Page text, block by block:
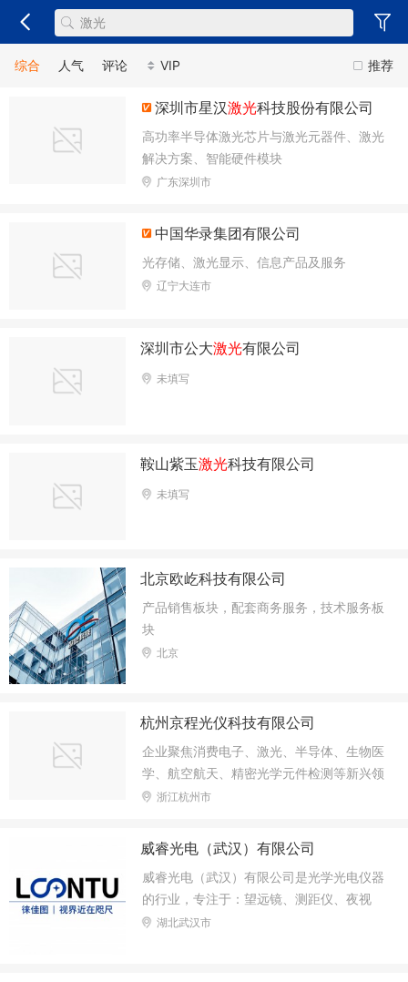
推荐
综合 人气 评论 VIP
深圳市星汉激光科技股份有限公司
高功率半导体激光芯片与激光元器件、激光
解决方案、智能硬件模块
广东深圳市
中国华录集团有限公司
光存储、激光显示、信息产品及服务
辽宁大连市
深圳市公大激光有限公司
未填写
鞍山紫玉激光科技有限公司
未填写
北京欧屹科技有限公司
产品销售板块，配套商务服务，技术服务板
块
北京
杭州京程光仪科技有限公司
企业聚焦消费电子、激光、半导体、生物医
学、航空航天、精密光学元件检测等新兴领
域，依托纳米级检测精度，提供智能检测一
车载、3C产品、高精度激光器等各类精密
测量场景。
浙江杭州市
威睿光电（武汉）有限公司
威睿光电（武汉）有限公司是光学光电仪器
的行业，专注于：望远镜、测距仪、夜视
仪、热成像仪与红外相机的生产与研发。
湖北武汉市